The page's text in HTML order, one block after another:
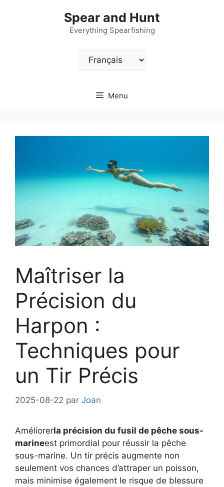
Spear and Hunt
Everything Spearfishing
Choisir
Menu
Maîtriser la
Précision du
Harpon :
Techniques pour
un Tir Précis
2025-08-22 par Joan
Améliorerla précision du fusil de pêche sous-
marineest primordial pour réussir la pêche
sous-marine. Un tir précis augmente non
seulement vos chances d’attraper un poisson,
mais minimise également le risque de blessure